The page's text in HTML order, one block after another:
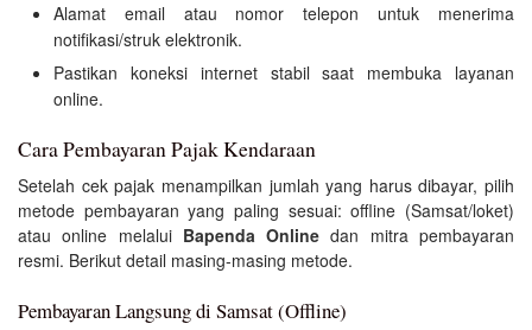
Alamat email atau nomor telepon untuk menerima
notifikasi/struk elektronik.
Pastikan koneksi internet stabil saat membuka layanan
online.
Cara Pembayaran Pajak Kendaraan
Setelah cek pajak menampilkan jumlah yang harus dibayar, pilih
metode pembayaran yang paling sesuai: offline (Samsat/loket)
atau online melalui Bapenda Online dan mitra pembayaran
resmi. Berikut detail masing-masing metode.
Pembayaran Langsung di Samsat (Offline)